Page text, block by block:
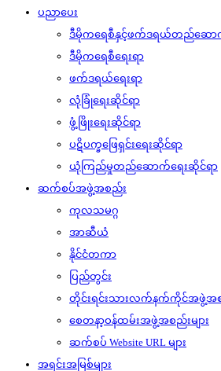
ပညာပေး
ဒီမိုကရေစီနှင့်ဖက်ဒရယ်တည်ဆောက်‌ရ
ဒီမိုကရေစီရေးရာ
ဖက်ဒရယ်ရေးရာ
လုံခြုံရေးဆိုင်ရာ
ဖွံ့ဖြိုးရေးဆိုင်ရာ
ပဋိပက္ခဖြေရှင်းရေးဆိုင်ရာ
ယုံကြည်မှုတည်ဆောက်ရေးဆိုင်ရာ
ဆက်စပ်အဖွဲ့အစည်း
ကုလသမဂ္ဂ
အာဆီယံ
နိုင်ငံတကာ
ပြည်တွင်း
တိုင်းရင်းသားလက်နက်ကိုင်အဖွဲ့အစ
စေတနာ့ဝန်ထမ်းအဖွဲ့အစည်းများ
ဆက်စပ် Website URL များ
အရင်းအမြစ်များ